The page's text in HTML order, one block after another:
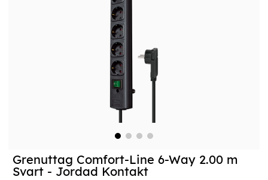
Grenuttag Comfort-Line 6-Way 2.00 m
Svart - Jordad Kontakt